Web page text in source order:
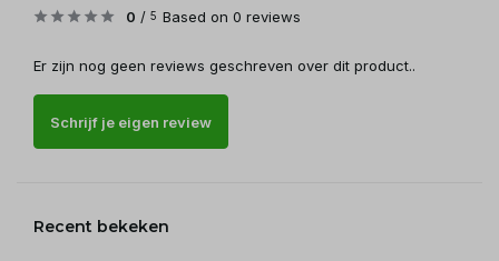
0 / 5 Based on 0 reviews
Er zijn nog geen reviews geschreven over dit product..
Schrijf je eigen review
Recent bekeken